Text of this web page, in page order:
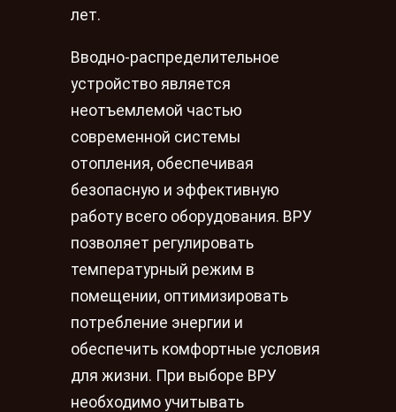
лет.
Вводно-распределительное
устройство является
неотъемлемой частью
современной системы
отопления, обеспечивая
безопасную и эффективную
работу всего оборудования. ВРУ
позволяет регулировать
температурный режим в
помещении, оптимизировать
потребление энергии и
обеспечить комфортные условия
для жизни. При выборе ВРУ
необходимо учитывать